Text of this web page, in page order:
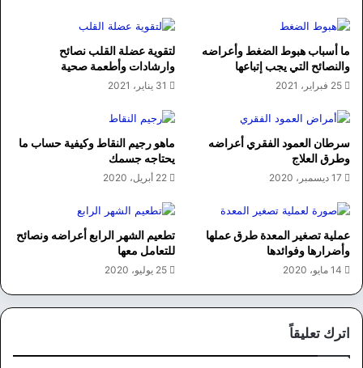
ما أسباب هبوط الضغط وأعراضه
والنصائح التي يجب إتباعها
25 فبراير، 2021
لتقوية عضلة القلب نصائح
وارشادات وأطعمة صحية
31 يناير، 2021
سرطان العمود الفقري أعراضه
وطرق العلاج
17 ديسمبر، 2020
ماهو رجيم النقاط وكيفية حساب ما
يحتاجه جسمك
22 أبريل، 2020
عملية تصغير المعدة طرق عملها
وأضرارها وفوائدها
14 مايو، 2020
تطعيم الشهر الرابع أعراضه ونصائح
للتعامل معها
25 يوليو، 2020
اترك تعليقاً